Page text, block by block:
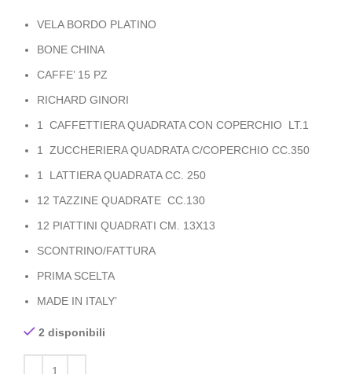
VELA BORDO PLATINO
BONE CHINA
CAFFE’ 15 PZ
RICHARD GINORI
1 CAFFETTIERA QUADRATA CON COPERCHIO LT.1
1 ZUCCHERIERA QUADRATA C/COPERCHIO CC.350
1 LATTIERA QUADRATA CC. 250
12 TAZZINE QUADRATE CC.130
12 PIATTINI QUADRATI CM. 13X13
SCONTRINO/FATTURA
PRIMA SCELTA
MADE IN ITALY’
2 disponibili